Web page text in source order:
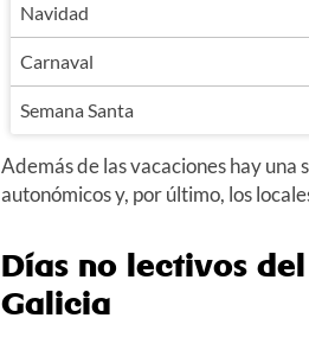
Navidad
Carnaval
Semana Santa
Además de las vacaciones hay una
autonómicos y, por último, los
Días no lectivos
Galicia